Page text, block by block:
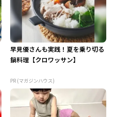
早見優さんも実践！夏を乗り切る
鍋料理【クロワッサン】
PR (マガジンハウス)